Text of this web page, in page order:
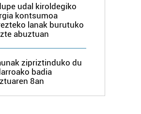
udal kiroldegiko
kontsumoa
lanak burutuko
abuztuan
zipriztinduko du
badia
8an